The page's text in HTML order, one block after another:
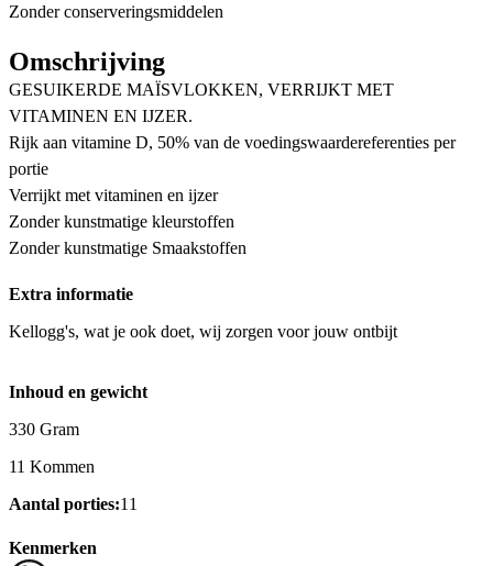
Zonder conserveringsmiddelen
Omschrijving
GESUIKERDE MAÏSVLOKKEN, VERRIJKT MET
VITAMINEN EN IJZER.
Rijk aan vitamine D, 50% van de voedingswaardereferenties per
portie
Verrijkt met vitaminen en ijzer
Zonder kunstmatige kleurstoffen
Zonder kunstmatige Smaakstoffen
Extra informatie
Kellogg's, wat je ook doet, wij zorgen voor jouw ontbijt
Inhoud en gewicht
330 Gram
11 Kommen
Aantal porties:11
Kenmerken